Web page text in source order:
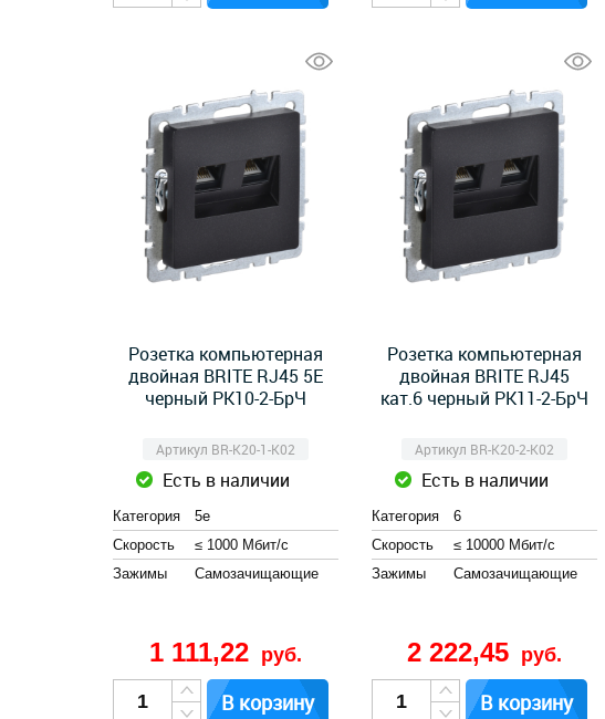
Розетка компьютерная
двойная BRITE RJ45 5E
черный РК10-2-БрЧ
Артикул BR-K20-1-K02
Есть в наличии
Категория
5e
Скорость
≤ 1000 Мбит/с
Зажимы
Cамозачищающие
1 111,22 руб.
В корзину
Розетка компьютерная
двойная BRITE RJ45
кат.6 черный РК11-2-БрЧ
Артикул BR-K20-2-K02
Есть в наличии
Категория
6
Скорость
≤ 10000 Мбит/с
Зажимы
Cамозачищающие
2 222,45 руб.
В корзину